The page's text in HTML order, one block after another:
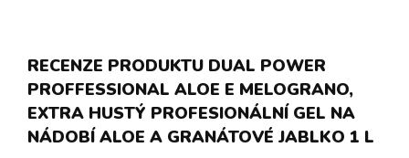
RECENZE PRODUKTU DUAL POWER
PROFFESSIONAL ALOE E MELOGRANO,
EXTRA HUSTÝ PROFESIONÁLNÍ GEL NA
NÁDOBÍ ALOE A GRANÁTOVÉ JABLKO 1 L